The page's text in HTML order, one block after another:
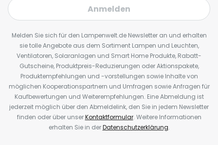
Anmelden
Melden Sie sich für den Lampenwelt.de Newsletter an und erhalten
sie tolle Angebote aus dem Sortiment Lampen und Leuchten,
Ventilatoren, Solaranlagen und Smart Home Produkte, Rabatt-
Gutscheine, Produktpreis-Reduzierungen oder Aktionspakete,
Produktempfehlungen und -vorstellungen sowie Inhalte von
möglichen Kooperationspartnern und Umfragen sowie Anfragen für
Kaufbewertungen und Weiterempfehlungen. Eine Abmeldung ist
jederzeit möglich über den Abmeldelink, den Sie in jedem Newsletter
finden oder über unserKontaktformular. Weitere Informationen
erhalten Sie in derDatenschutzerklärung.